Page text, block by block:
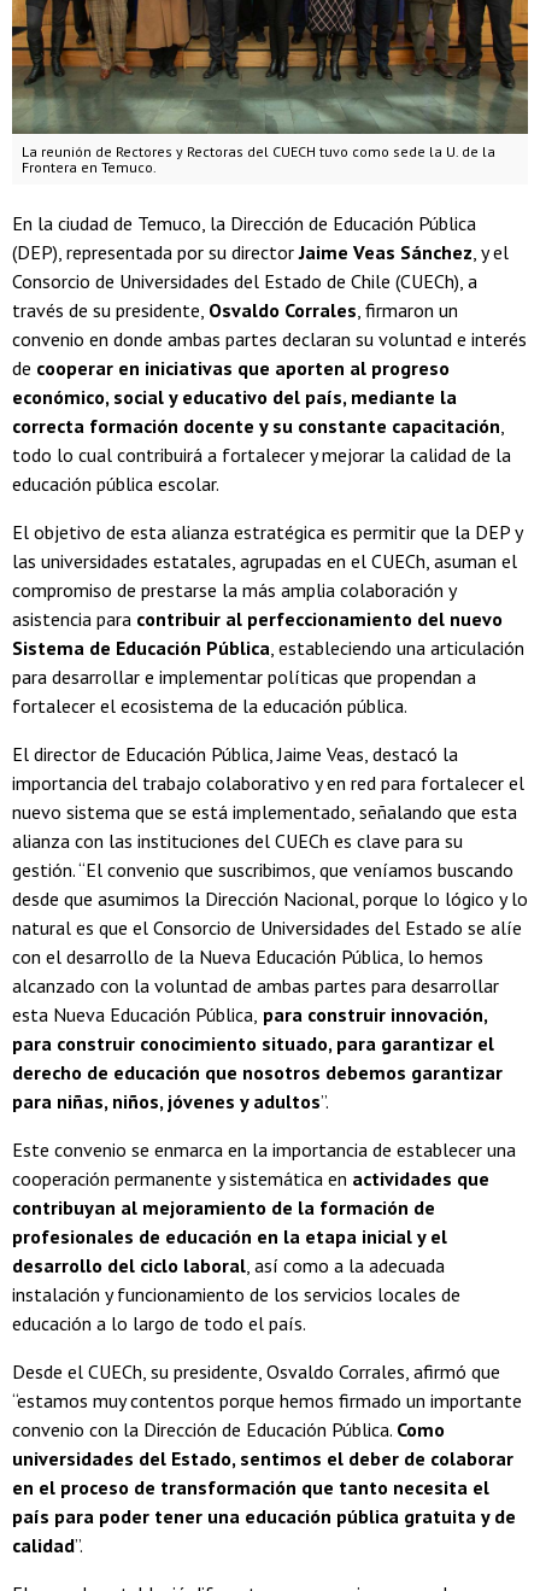
La reunión de Rectores y Rectoras del CUECH tuvo como sede la U. de la
Frontera en Temuco.
En la ciudad de Temuco, la Dirección de Educación Pública
(DEP), representada por su directorJaime Veas Sánchez, y el
Consorcio de Universidades del Estado de Chile (CUECh), a
través de su presidente, Osvaldo Corrales, firmaron un
convenio en donde ambas partes declaran su voluntad e interés
de cooperar en iniciativas que aporten al progreso
económico, social y educativo del país, mediante la
correcta formación docente y su constante capacitación,
todo lo cual contribuirá a fortalecer y mejorar la calidad de la
educación pública escolar.
El objetivo de esta alianza estratégica es permitir que la DEP y
las universidades estatales, agrupadas en el CUECh, asuman el
compromiso de prestarse la más amplia colaboración y
asistencia para contribuir al perfeccionamiento del nuevo
Sistema de Educación Pública, estableciendo una articulación
para desarrollar e implementar políticas que propendan a
fortalecer el ecosistema de la educación pública.
El director de Educación Pública, Jaime Veas, destacó la
importancia del trabajo colaborativo y en red para fortalecer el
nuevo sistema que se está implementado, señalando que esta
alianza con las instituciones del CUECh es clave para su
gestión. “El convenio que suscribimos, que veníamos buscando
desde que asumimos la Dirección Nacional, porque lo lógico y lo
natural es que el Consorcio de Universidades del Estado se alíe
con el desarrollo de la Nueva Educación Pública, lo hemos
alcanzado con la voluntad de ambas partes para desarrollar
esta Nueva Educación Pública, para construir innovación,
para construir conocimiento situado, para garantizar el
derecho de educación que nosotros debemos garantizar
para niñas, niños, jóvenes y adultos”.
Este convenio se enmarca en la importancia de establecer una
cooperación permanente y sistemática en actividades que
contribuyan al mejoramiento de la formación de
profesionales de educación en la etapa inicial y el
desarrollo del ciclo laboral, así como a la adecuada
instalación y funcionamiento de los servicios locales de
educación a lo largo de todo el país.
Desde el CUECh, su presidente, Osvaldo Corrales, afirmó que
“estamos muy contentos porque hemos firmado un importante
convenio con la Dirección de Educación Pública. Como
universidades del Estado, sentimos el deber de colaborar
en el proceso de transformación que tanto necesita el
país para poder tener una educación pública gratuita y de
calidad”.